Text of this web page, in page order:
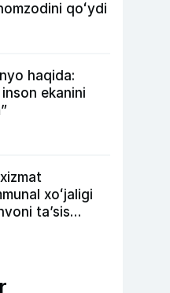
qoʻydi
haqida:
ekanini
xoʻjaligi
taʼsis